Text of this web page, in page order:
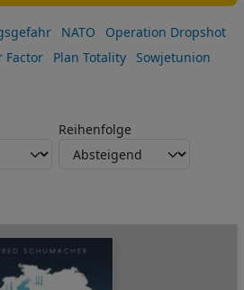
NATO
Operation Dropshot
Factor
Plan Totality
Sowjetunion
Reihenfolge